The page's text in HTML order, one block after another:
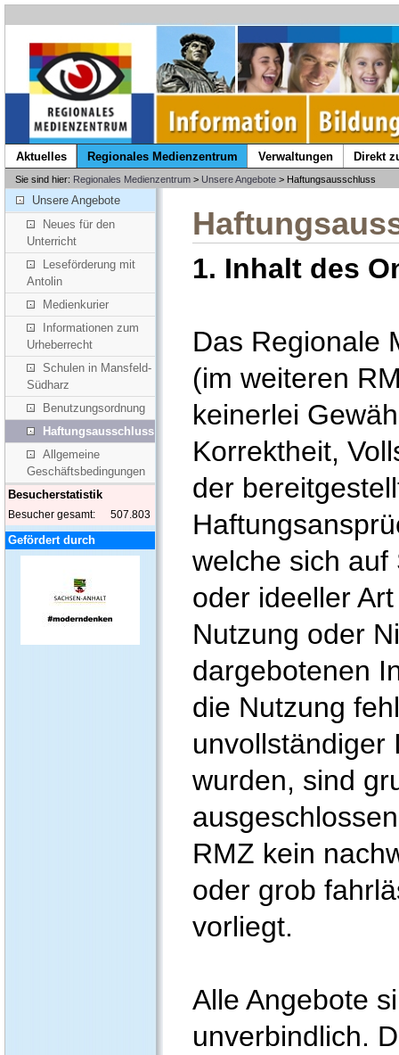
Aktuelles Regionales Medienzentrum Verwaltungen Direkt
Sie sind hier: Regionales Medienzentrum> Unsere Angebote> Haftungsausschluss
Unsere Angebote
Neues für den
Unterricht
Leseförderung mit
Antolin
Medienkurier
Informationen zum
Urheberrecht
Schulen in Mansfeld-
Südharz
Benutzungsordnung
Haftungsausschluss
Allgemeine
Geschäftsbedingungen
Besucherstatistik
Besucher gesamt: 507.803
Gefördert durch
1. Inhalt des
Das Regionale
(im weiteren
keinerlei
Korrektheit,
der
welche sich
oder ideeller
Nutzung oder
dargebotenen
die Nutzung
unvollständiger
wurden, sind
RMZ kein
oder grob
vorliegt.
Alle Angebote
unverbindlich.